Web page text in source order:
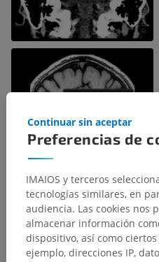
Preferencias de
Continuar sin aceptar
IMAIOS y terceros
tecnologías similares, en
audiencia. Las cookies nos
almacenar información
dispositivo, así como
ejemplo, direcciones IP,